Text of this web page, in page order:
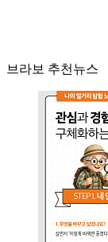
브라보 추천뉴스